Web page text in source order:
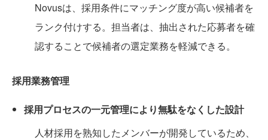
Novusは、採用条件にマッチング度が高い候補者を
ランク付けする。担当者は、抽出された応募者を確
認することで候補者の選定業務を軽減できる。
採用業務管理
採用プロセスの一元管理により無駄をなくした設計
人材採用を熟知したメンバーが開発しているため、